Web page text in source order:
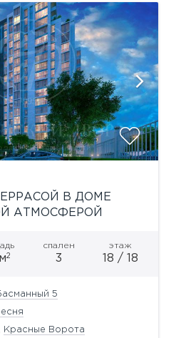
В ДОМЕ
АТМОСФЕРОЙ
2
спален
3
этаж
18 / 18
5
Красные Ворота